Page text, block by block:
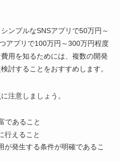
ンプルなSNSアプリで50万円～
アプリで100万円～300万円程度
用を知るためには、複数の開発
討することをおすすめします。
注意しましょう。
であること
行えること
が発生する条件が明確であるこ